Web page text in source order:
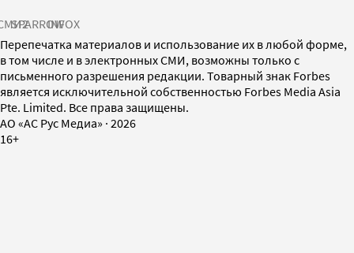
SPARROWINFOX
Перепечатка материалов и использование их в любой форме,
в том числе и в электронных СМИ, возможны только с
письменного разрешения редакции. Товарный знак Forbes
является исключительной собственностью Forbes Media Asia
Pte. Limited. Все права защищены.
AO «АС Рус Медиа» · 2026
16+